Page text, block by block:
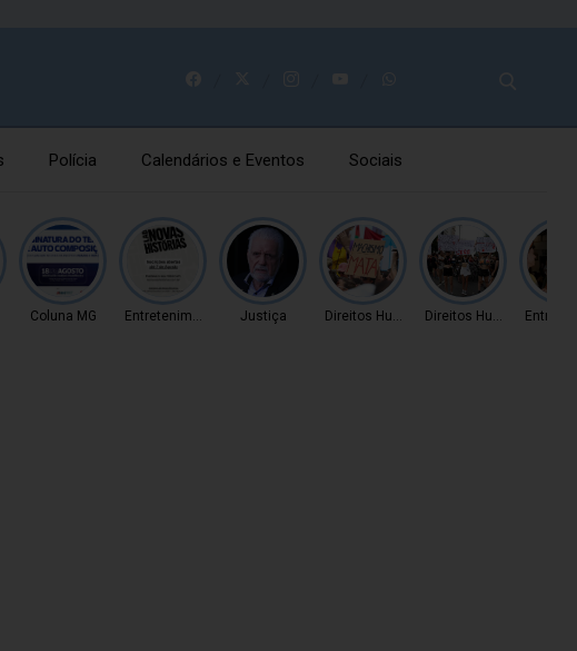
Polícia Calendários e Eventos Sociais
Coluna MG Entretenimento Justiça Direitos HumanosDireitos Humanos